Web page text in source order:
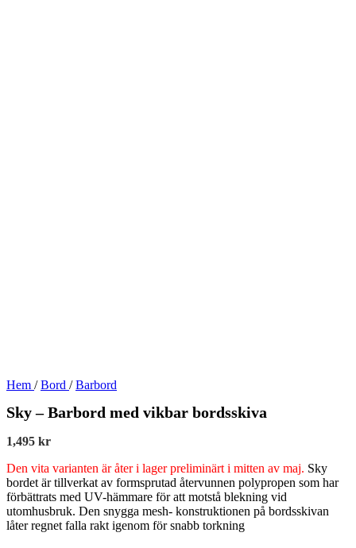
Hem / Bord / Barbord
Sky – Barbord med vikbar bordsskiva
1,495 kr
Den vita varianten äråter i lager preliminärt i mitten av maj. Sky
bordet är tillverkat av formsprutad återvunnen polypropen som har
förbättrats med UV-hämmare för att motstå blekning vid
utomhusbruk. Den snygga mesh- konstruktionen på bordsskivan
låter regnet falla rakt igenom för snabb torkning